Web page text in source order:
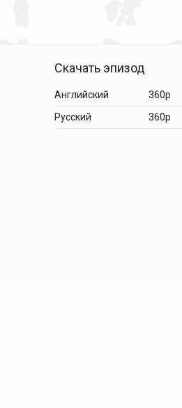
Скачать эпизод
Английский 360p
Русский
360p